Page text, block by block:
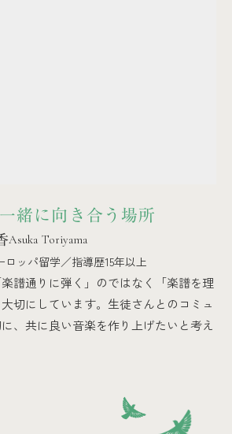
緒に向き合う場所
Asuka Toriyama
ッパ留学／指導歴15年以上
楽譜通りに弾く」のではなく「楽譜を理
切にしています。生徒さんとのコミュ
、共に良い音楽を作り上げたいと考え